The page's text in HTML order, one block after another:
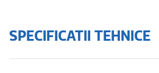
SPECIFICATII TEHNICE